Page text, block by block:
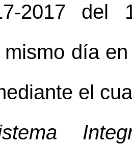
2017
día
el